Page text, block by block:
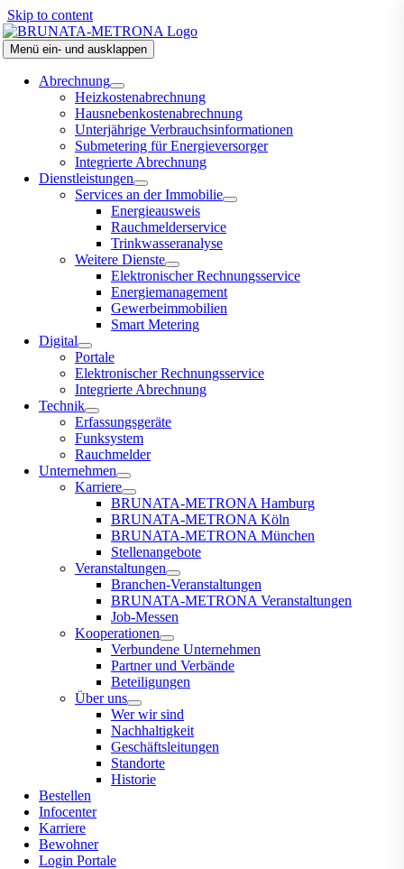
Skip to content
Menü ein- und ausklappen
Abrechnung
Heizkostenabrechnung
Hausnebenkostenabrechnung
Unterjährige Verbrauchsinformationen
Submetering für Energieversorger
Integrierte Abrechnung
Dienstleistungen
Services an der Immobilie
Energieausweis
Rauchmelderservice
Trinkwasseranalyse
Weitere Dienste
Elektronischer Rechnungsservice
Energiemanagement
Gewerbeimmobilien
Smart Metering
Digital
Portale
Elektronischer Rechnungsservice
Integrierte Abrechnung
Technik
Erfassungsgeräte
Funksystem
Rauchmelder
Unternehmen
Karriere
BRUNATA-METRONA Hamburg
BRUNATA-METRONA Köln
BRUNATA-METRONA München
Stellenangebote
Veranstaltungen
Branchen-Veranstaltungen
BRUNATA-METRONA Veranstaltungen
Job-Messen
Kooperationen
Verbundene Unternehmen
Partner und Verbände
Beteiligungen
Über uns
Wer wir sind
Nachhaltigkeit
Geschäftsleitungen
Standorte
Historie
Bestellen
Infocenter
Karriere
Bewohner
Login Portale